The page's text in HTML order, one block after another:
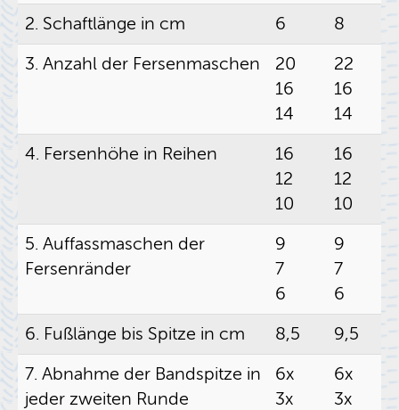
2. Schaft­län­ge in cm
6 8
3. An­zahl der Fer­sen­ma­schen
20
16
14
22
16
14
4. Fer­sen­hö­he in Rei­hen
16
12
10
16
12
10
5. Auf­fass­ma­schen der
Fer­sen­rän­der
9
7
6
9
7
6
6. Fuß­län­ge bis Spit­ze in cm
8,5 9,5
7. Ab­nah­me der Band­spit­ze in
jeder zwei­ten Runde
6x
3x
6x
3x